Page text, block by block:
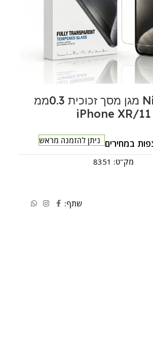
Ninthpro מגן מסך זכוכית 0.3ממ
iPhone XR/11
במחירים ניתן להזמנה מראש
מק"ט: 8351
שתף: